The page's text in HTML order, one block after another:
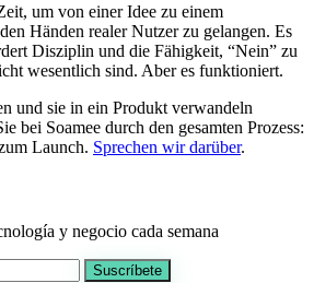
um von einer Idee zu einem
Händen realer Nutzer zu gelangen. Es
Disziplin und die Fähigkeit, “Nein” zu
wesentlich sind. Aber es funktioniert.
und sie in ein Produkt verwandeln
bei Soamee durch den gesamten Prozess:
Launch. Sprechen wir darüber.
y negocio cada semana
Suscríbete